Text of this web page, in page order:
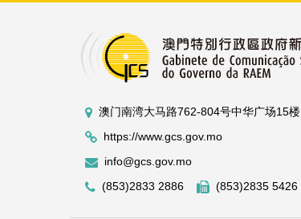
澳门南湾大马路762-804号中华广场15楼
https://www.gcs.gov.mo
info@gcs.gov.mo
(853)2833 2886
(853)2835 5426